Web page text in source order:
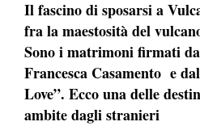
Il fascino di sposarsi a
fra la maestosità del
Sono i matrimoni firmati
Francesca Casamento e
Love”. Ecco una delle
ambite dagli stranieri